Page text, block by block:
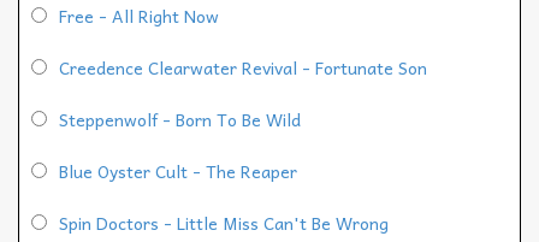
Free - All Right Now
Creedence Clearwater Revival - Fortunate Son
Steppenwolf - Born To Be Wild
Blue Oyster Cult - The Reaper
Spin Doctors - Little Miss Can't Be Wrong